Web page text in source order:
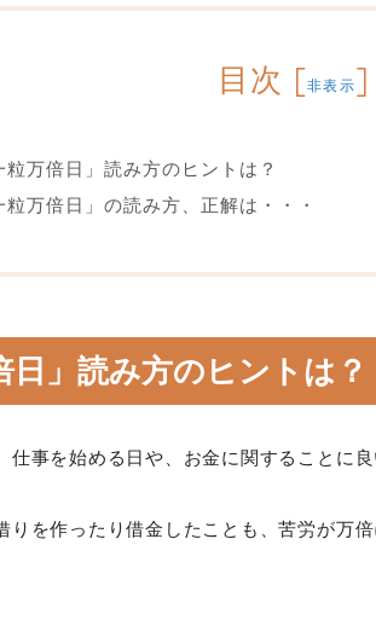
目次 [非表示]
粒万倍日」読み方のヒントは？
粒万倍日」の読み方、正解は・・・
日」読み方のヒントは？
仕事を始める日や、お金に関することに
りを作ったり借金したことも、苦労が万